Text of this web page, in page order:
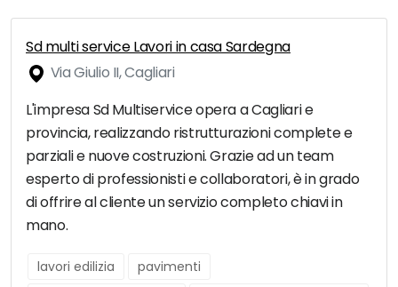
Sd multi service Lavori in casa Sardegna
Via Giulio II, Cagliari
L'impresa Sd Multiservice opera a Cagliari e
provincia, realizzando ristrutturazioni complete e
parziali e nuove costruzioni. Grazie ad un team
esperto di professionisti e collaboratori, è in grado
di offrire al cliente un servizio completo chiavi in
mano.
lavori edilizia
pavimenti